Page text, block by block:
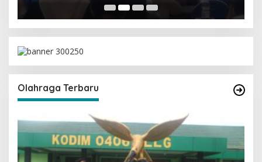
Olahraga Terbaru